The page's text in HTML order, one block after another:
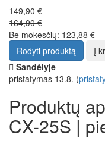
149,90 €
164,90 €
Be mokesčių: 123,88 €
Rodyti produktą
Į
Sandėlyje
pristatymas 13.8. (
Produktų
CX-25S |